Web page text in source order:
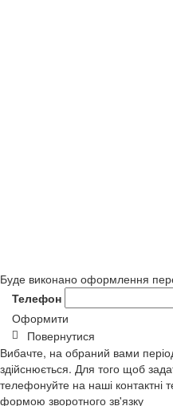
Буде виконано оформлення
Телефон
Оформити
Повернутися
Вибачте, на обраний вами
здійснюється. Для того щоб
телефонуйте на наші контактні
формою зворотного зв'язку